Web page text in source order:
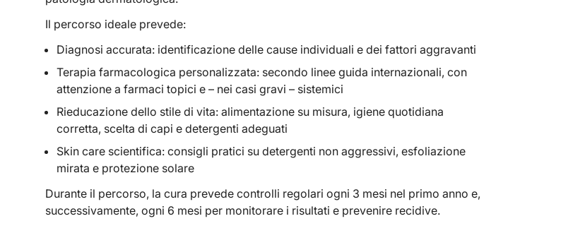
Il percorso ideale prevede:
Diagnosi accurata: identificazione delle cause individuali e dei fattori aggravanti
Terapia farmacologica personalizzata: secondo linee guida internazionali, con
attenzione a farmaci topici e – nei casi gravi – sistemici
Rieducazione dello stile di vita: alimentazione su misura, igiene quotidiana
corretta, scelta di capi e detergenti adeguati
Skin care scientifica: consigli pratici su detergenti non aggressivi, esfoliazione
mirata e protezione solare
Durante il percorso, la cura prevede controlli regolari ogni 3 mesi nel primo anno e,
successivamente, ogni 6 mesi per monitorare i risultati e prevenire recidive.